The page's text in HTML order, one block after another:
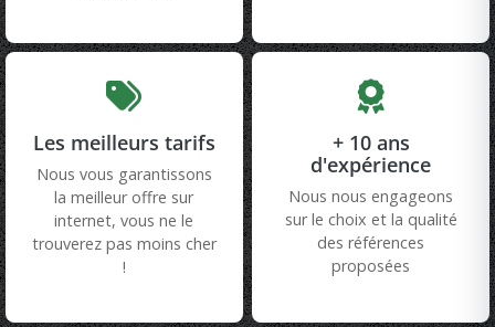
Les meilleurs tarifs
Nous vous garantissons
la meilleur offre sur
internet, vous ne le
trouverez pas moins cher
!
+ 10 ans
d'expérience
Nous nous engageons
sur le choix et la qualité
des références
proposées